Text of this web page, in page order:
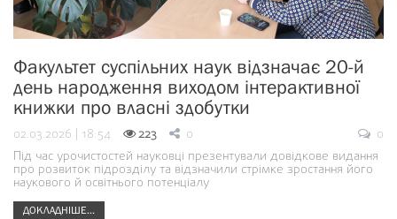
Факультет суспільних наук відзначає 20-й
день народження виходом інтерактивної
книжки про власні здобутки
02.03.2026 | 18:54 223 0
0
Під час урочистостей науковці презентували довідкове видання
про розвиток підрозділу та відзначили стрімке зростання його
наукового й освітнього потенціалу
ДОКЛАДНІШЕ...